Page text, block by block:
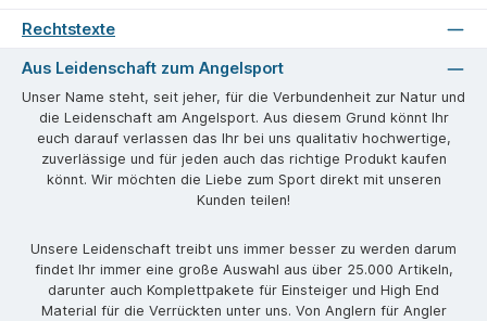
Rechtstexte
Aus Leidenschaft zum Angelsport
Unser Name steht, seit jeher, für die Verbundenheit zur Natur und
die Leidenschaft am Angelsport. Aus diesem Grund könnt Ihr
euch darauf verlassen das Ihr bei uns qualitativ hochwertige,
zuverlässige und für jeden auch das richtige Produkt kaufen
könnt. Wir möchten die Liebe zum Sport direkt mit unseren
Kunden teilen!
Unsere Leidenschaft treibt uns immer besser zu werden darum
findet Ihr immer eine große Auswahl aus über 25.000 Artikeln,
darunter auch Komplettpakete für Einsteiger und High End
Material für die Verrückten unter uns. Von Anglern für Angler